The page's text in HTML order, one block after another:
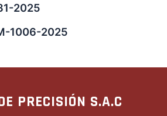
2025
1006-2025
PRECISIÓN S.A.C